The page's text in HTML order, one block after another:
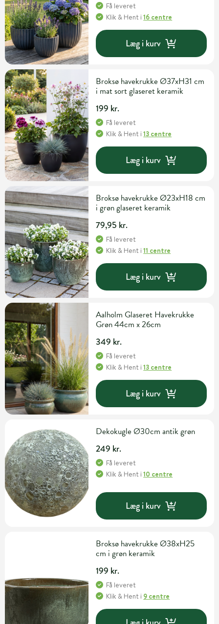
Få leveret
Klik & Hent i16 centre
Læg i kurv
Broksø havekrukke Ø37xH31 cm
i mat sort glaseret keramik
199 kr.
Få leveret
Klik & Hent i13 centre
Læg i kurv
Broksø havekrukke Ø23xH18 cm
i grøn glaseret keramik
79,95 kr.
Få leveret
Klik & Hent i11 centre
Læg i kurv
Aalholm Glaseret Havekrukke
Grøn 44cm x 26cm
349 kr.
Få leveret
Klik & Hent i13 centre
Læg i kurv
Dekokugle Ø30cm antik grøn
249 kr.
Få leveret
Klik & Hent i10 centre
Læg i kurv
Broksø havekrukke Ø38xH25
cm i grøn keramik
199 kr.
Få leveret
Klik & Hent i 9 centre